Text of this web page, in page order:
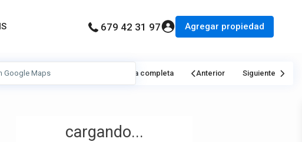
679 42 31 97 Agregar propiedad
cargando...
Ver Mi Ubicación Pantalla completa Anterior Siguiente